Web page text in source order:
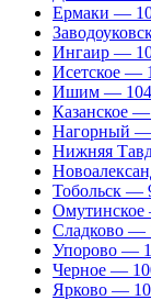
Ермаки —
Ингаир —
Исетское —
Ишим —
Казанское
Нагорный —
Нижняя
Тобольск —
Сладково —
Упорово —
Черное —
Ярково —